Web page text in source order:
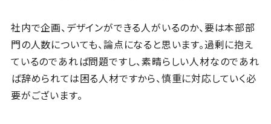
社内で企画、デザインができる人がいるのか、要は本部部
門の人数についても、論点になると思います。過剰に抱え
ているのであれば問題ですし、素晴らしい人材なのであれ
ば辞められては困る人材ですから、慎重に対応していく必
要がございます。